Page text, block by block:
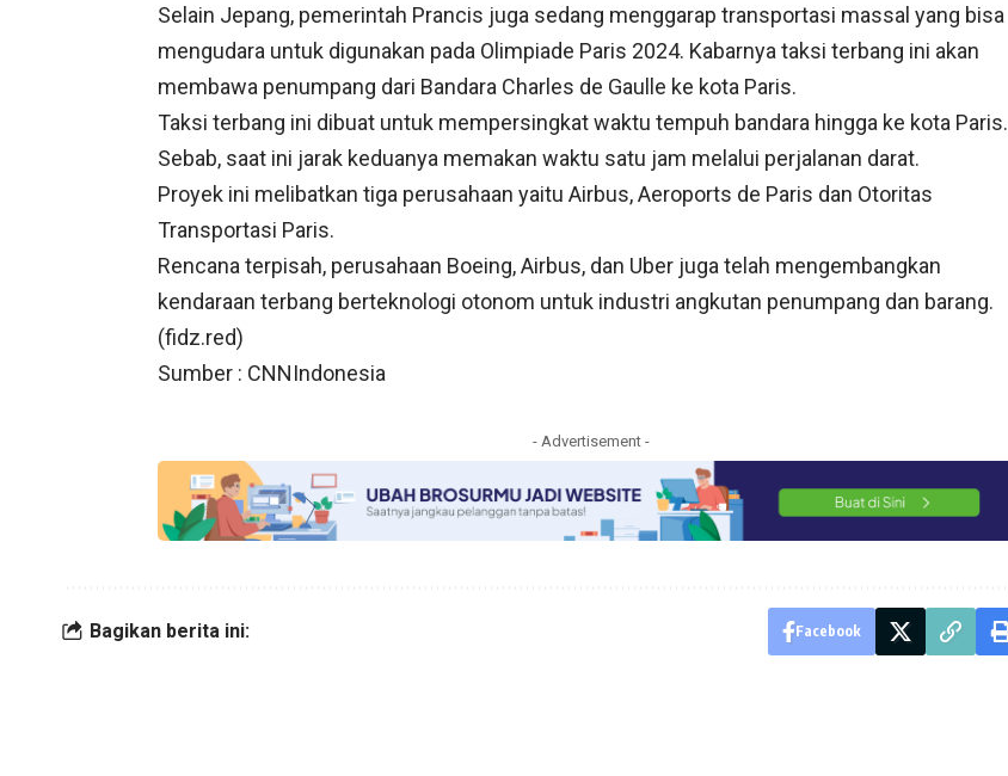
Selain Jepang, pemerintah Prancis juga sedang menggarap transportasi massal yang bisa
mengudara untuk digunakan pada Olimpiade Paris 2024. Kabarnya taksi terbang ini akan
membawa penumpang dari Bandara Charles de Gaulle ke kota Paris.
Taksi terbang ini dibuat untuk mempersingkat waktu tempuh bandara hingga ke kota Paris.
Sebab, saat ini jarak keduanya memakan waktu satu jam melalui perjalanan darat.
Proyek ini melibatkan tiga perusahaan yaitu Airbus, Aeroports de Paris dan Otoritas
Transportasi Paris.
Rencana terpisah, perusahaan Boeing, Airbus, dan Uber juga telah mengembangkan
kendaraan terbang berteknologi otonom untuk industri angkutan penumpang dan barang.
(fidz.red)
Sumber : CNNIndonesia
- Advertisement -
Bagikan berita ini: Facebook